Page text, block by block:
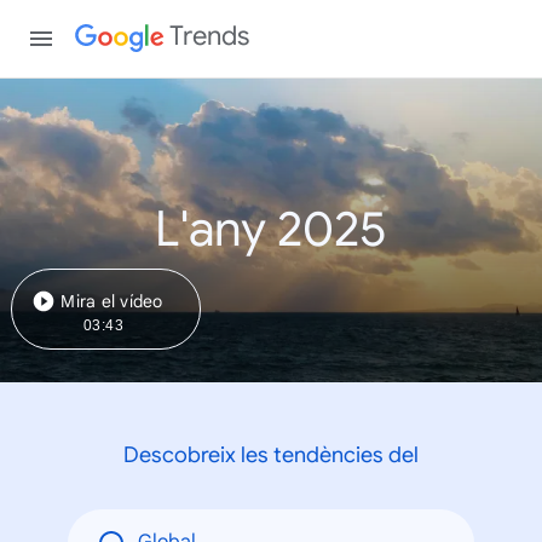
Trends
L'any 2025
Mira el vídeo
03:43
Descobreix les tendències del